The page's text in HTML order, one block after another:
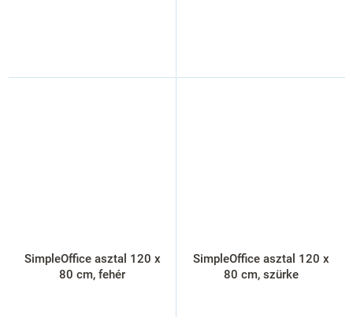
SimpleOffice asztal 120 x
80 cm, fehér
SimpleOffice asztal 120 x
80 cm, szürke